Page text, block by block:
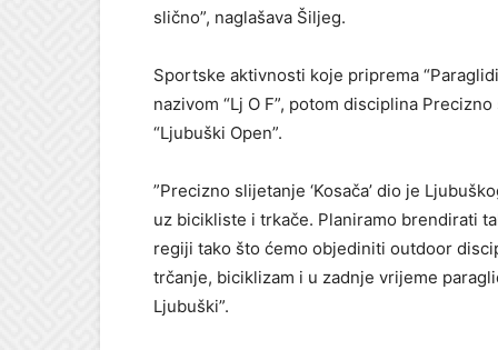
slično”, naglašava Šiljeg.
Sportske aktivnosti koje priprema
nazivom “Lj O F”, potom disciplina
“Ljubuški Open”.
”Precizno slijetanje ‘Kosača’ dio je
uz bicikliste i trkače. Planiramo brendirati
regiji tako što ćemo objediniti outdoor
trčanje, biciklizam i u zadnje vrijeme
Ljubuški”.